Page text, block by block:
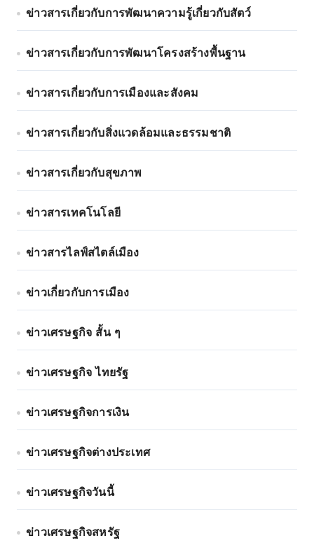
ข่าวสารเกี่ยวกับการพัฒนาความรู้เกี่ยวกับสัตว์
ข่าวสารเกี่ยวกับการพัฒนาโครงสร้างพื้นฐาน
ข่าวสารเกี่ยวกับการเมืองและสังคม
ข่าวสารเกี่ยวกับสิ่งแวดล้อมและธรรมชาติ
ข่าวสารเกี่ยวกับสุขภาพ
ข่าวสารเทคโนโลยี
ข่าวสารไลฟ์สไตล์เมือง
ข่าวเกี่ยวกับการเมือง
ข่าวเศรษฐกิจ สั้น ๆ
ข่าวเศรษฐกิจ ไทยรัฐ
ข่าวเศรษฐกิจการเงิน
ข่าวเศรษฐกิจต่างประเทศ
ข่าวเศรษฐกิจวันนี้
ข่าวเศรษฐกิจสหรัฐ